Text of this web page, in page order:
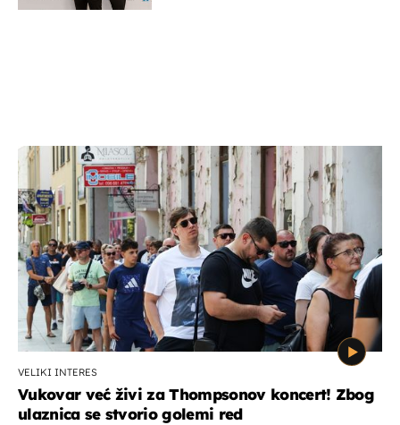
VELIKI INTERES
Vukovar već živi za Thompsonov koncert! Zbog
ulaznica se stvorio golemi red